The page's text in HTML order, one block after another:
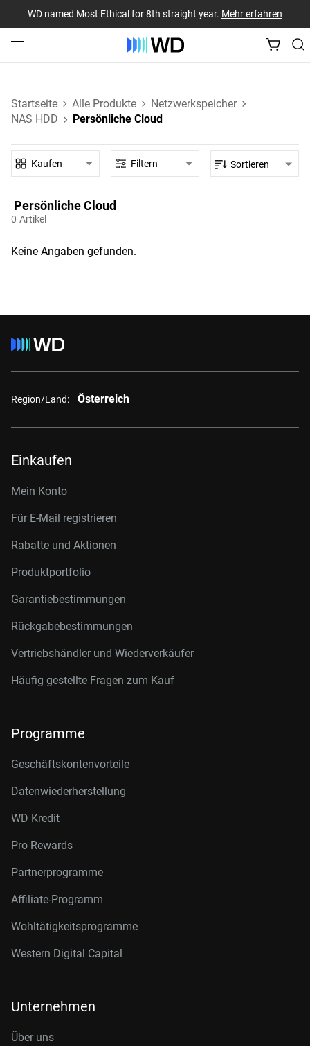
WD named Most Ethical for 8th straight year. Mehr erfahren
Startseite Alle Produkte
Netzwerkspeicher
NAS HDD
Persönliche Cloud
Persönliche Cloud‎
0 Artikel
Kaufen Filtern Sortieren
Keine Angaben gefunden.
Region/Land: Österreich
Einkaufen
Mein Konto
Für E-Mail registrieren
Rabatte und Aktionen
Produktportfolio
Garantiebestimmungen
Rückgabebestimmungen
Vertriebshändler und Wiederverkäufer
Häufig gestellte Fragen zum Kauf
Programme
Geschäftskontenvorteile
Datenwiederherstellung
WD Kredit
Pro Rewards
Partnerprogramme
Affiliate-Programm
Wohltätigkeitsprogramme
Western Digital Capital
Unternehmen
Über uns